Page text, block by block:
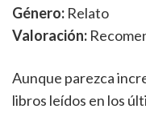
Género: Relato
Valoración:
Aunque parezca
libros leídos en los